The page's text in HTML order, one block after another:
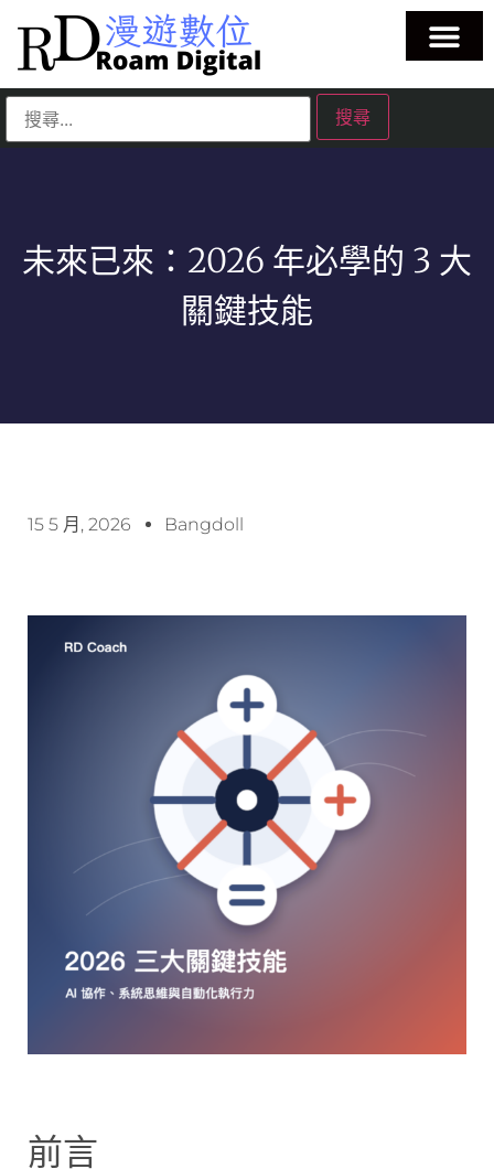
未來已來：2026 年必學的 3 大
關鍵技能
15 5 月, 2026 Bangdoll
前言